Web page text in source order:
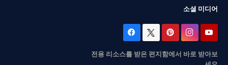
소셜 미디어
전용 리소스를 받은 편지함에서 바로 받아보